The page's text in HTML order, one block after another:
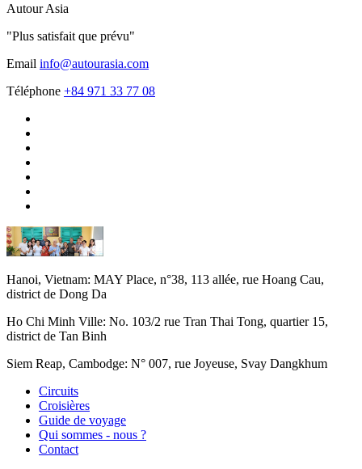
Autour Asia
"Plus satisfait que prévu"
Email info@autourasia.com
Téléphone +84 971 33 77 08
Hanoi, Vietnam: MAY Place, n°38, 113 allée, rue Hoang Cau,
district de Dong Da
Ho Chi Minh Ville: No. 103/2 rue Tran Thai Tong, quartier 15,
district de Tan Binh
Siem Reap, Cambodge: N° 007, rue Joyeuse, Svay Dangkhum
Circuits
Croisières
Guide de voyage
Qui sommes - nous ?
Contact